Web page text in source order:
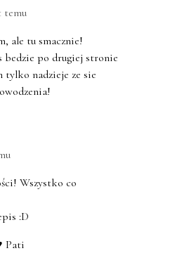
temu
ale tu smacznie!
bedzie po drugiej stronie
tylko nadzieje ze sie
Wszystko co
:D
Pati